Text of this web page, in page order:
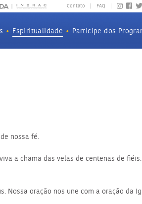
Contato | FAQ |
• Espiritualidade • Participe dos
nossa fé.
a chama das velas de centenas de
oração nos une com a oração da